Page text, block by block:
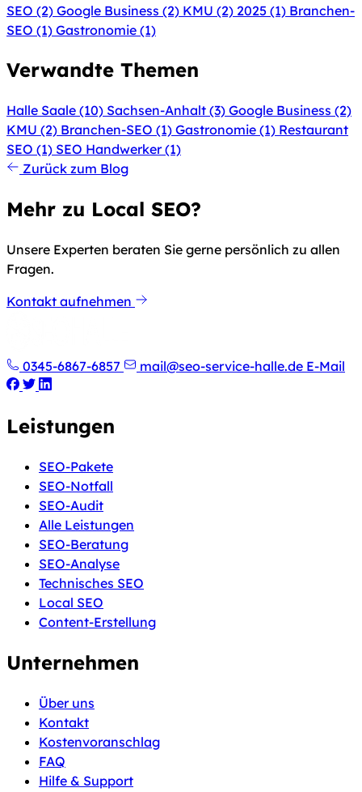
SEO (2) Google Business (2) KMU (2) 2025 (1) Branchen-
SEO (1) Gastronomie (1)
Verwandte Themen
Halle Saale (10) Sachsen-Anhalt (3) Google Business (2)
KMU (2) Branchen-SEO (1) Gastronomie (1) Restaurant
SEO (1) SEO Handwerker(1)
Zurück zum Blog
Mehr zu Local SEO?
Unsere Experten beraten Sie gerne persönlich zu allen
Fragen.
Kontakt aufnehmen
0345-6867-6857 mail@seo-service-halle.de E-Mail
Leistungen
SEO-Pakete
SEO-Notfall
SEO-Audit
Alle Leistungen
SEO-Beratung
SEO-Analyse
Technisches SEO
Local SEO
Content-Erstellung
Unternehmen
Über uns
Kontakt
Kostenvoranschlag
FAQ
Hilfe & Support